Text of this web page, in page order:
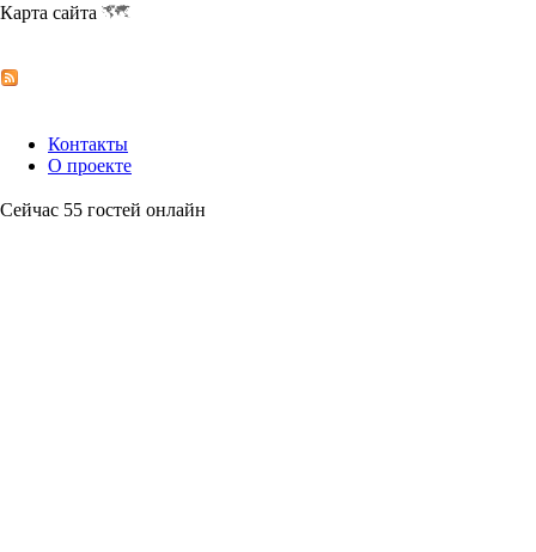
Карта сайта
Контакты
О проекте
Сейчас 55 гостей онлайн